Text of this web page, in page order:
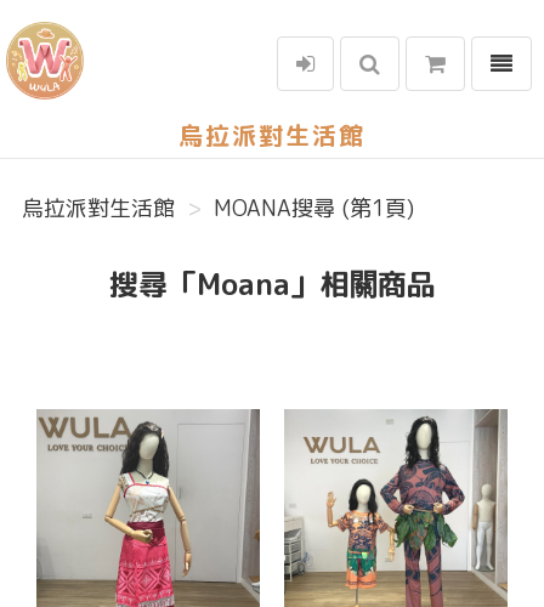
烏拉派對生活館
選單
烏拉派對生活館 MOANA搜尋 (第1頁)
搜尋「Moana」相關商品